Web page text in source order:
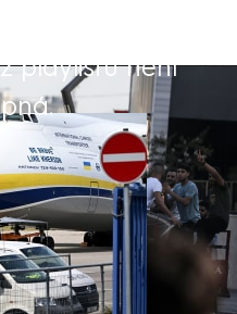
playlistu není